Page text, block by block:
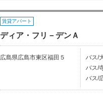
賃貸アパート
ディア・フリ－デンＡ
広島県広島市東区福田５
バス/
バス/
バス/